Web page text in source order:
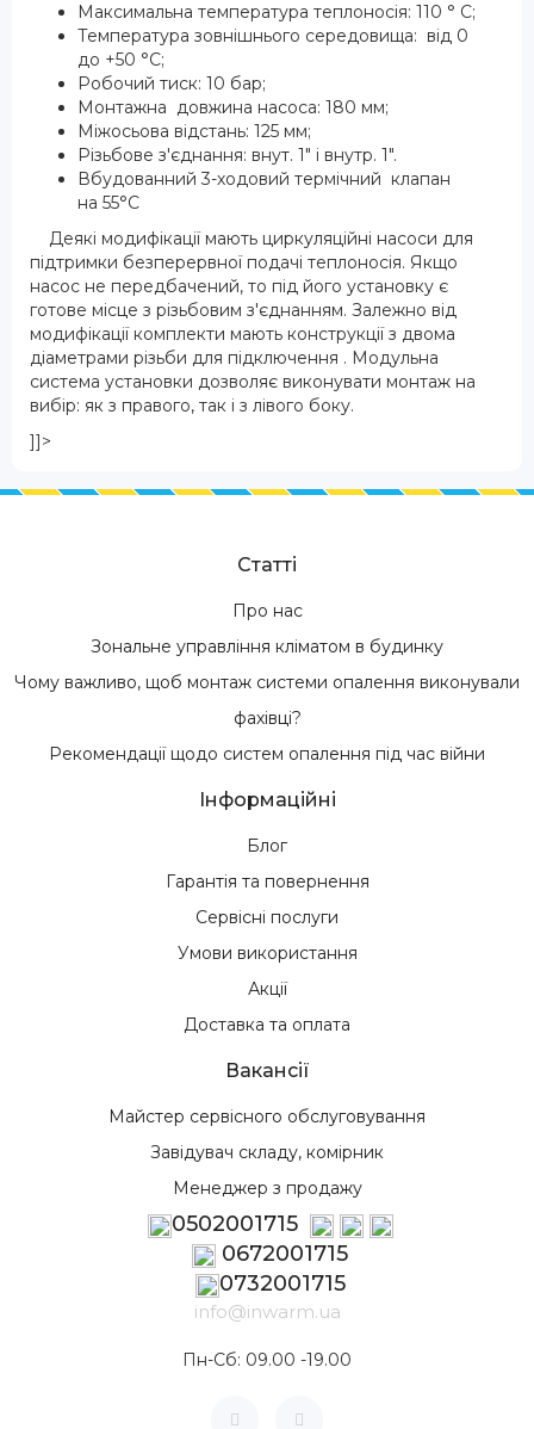
Максимальна температура теплоносія: 110 ° С;
Температура зовнішнього середовища: від 0
до +50 °С;
Робочий тиск: 10 бар;
Монтажна довжина насоса: 180 мм;
Міжосьова відстань: 125 мм;
Різьбове з'єднання: внут. 1" і внутр. 1".
Вбудованний 3-ходовий термічний клапан
на 55°C
Деякі модифікації мають циркуляційні насоси для
підтримки безперервної подачі теплоносія. Якщо
насос не передбачений, то під його установку є
готове місце з різьбовим з'єднанням. Залежно від
модифікації комплекти мають конструкції з двома
діаметрами різьби для підключення . Модульна
система установки дозволяє виконувати монтаж на
вибір: як з правого, так і з лівого боку.
]]>
Статті
Про нас
Зональне управління кліматом в будинку
Чому важливо, щоб монтаж системи опалення виконували
фахівці?
Рекомендації щодо систем опалення під час війни
Інформаційні
Блог
Гарантія та повернення
Сервісні послуги
Умови використання
Акції
Доставка та оплата
Вакансії
Майстер сервісного обслуговування
Завідувач складу, комірник
Менеджер з продажу
0502001715
0672001715
0732001715
info@inwarm.ua
Пн-Сб: 09.00 -19.00